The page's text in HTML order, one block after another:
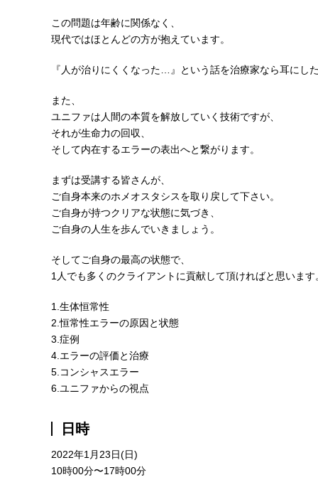
この問題は年齢に関係なく、
現代ではほとんどの方が抱えています。
『人が治りにくくなった…』という話を治療家なら耳にし
また、
ユニファは人間の本質を解放していく技術ですが、
それが生命力の回収、
そして内在するエラーの表出へと繋がります。
まずは受講する皆さんが、
ご自身本来のホメオスタシスを取り戻して下さい。
ご自身が持つクリアな状態に気づき、
ご自身の人生を歩んでいきましょう。
そしてご自身の最高の状態で、
1人でも多くのクライアントに貢献して頂ければと思います
1.生体恒常性
2.恒常性エラーの原因と状態
3.症例
4.エラーの評価と治療
5.コンシャスエラー
6.ユニファからの視点
日時
2022年1月23日(日)
10時00分〜17時00分